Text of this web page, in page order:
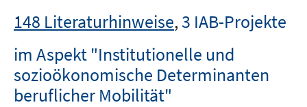
148 Literaturhinweise,3 IAB-Projekte
im Aspekt "Institutionelle und
sozioökonomische Determinanten
beruflicher Mobilität"